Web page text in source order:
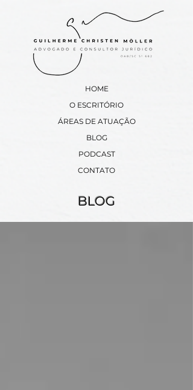
HOME
​O ESCRITÓRIO
​ÁREAS DE ATUAÇÃO
BLOG
PODCAST
CONTATO
BLOG